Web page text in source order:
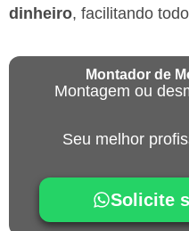
dinheiro, facilitando
Montador de
Montagem ou
Seu melhor
Solicite